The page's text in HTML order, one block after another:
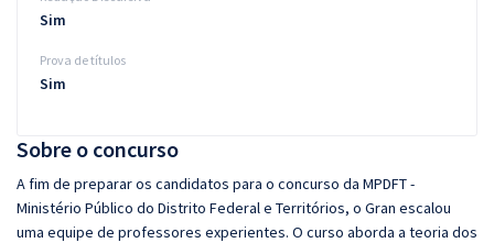
Sobre o concurso
A fim de preparar os candidatos para o concurso da MPDFT -
Ministério Público do Distrito Federal e Territórios, o Gran escalou
uma equipe de professores experientes. O curso aborda a teoria dos
Sim
Prova de títulos
Sim